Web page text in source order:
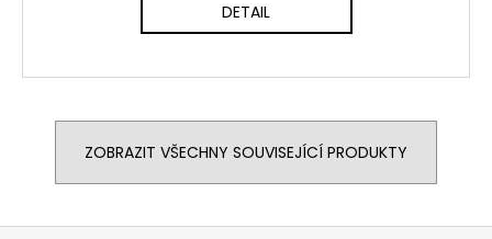
DETAIL
ZOBRAZIT VŠECHNY SOUVISEJÍCÍ PRODUKTY